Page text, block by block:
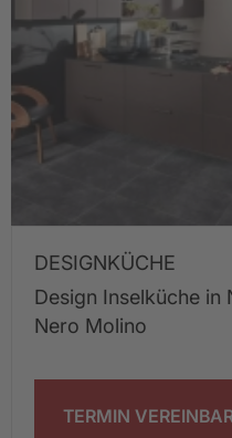
DESIGNKÜCHE
Design Inselküche
Nero Molino
TERMIN